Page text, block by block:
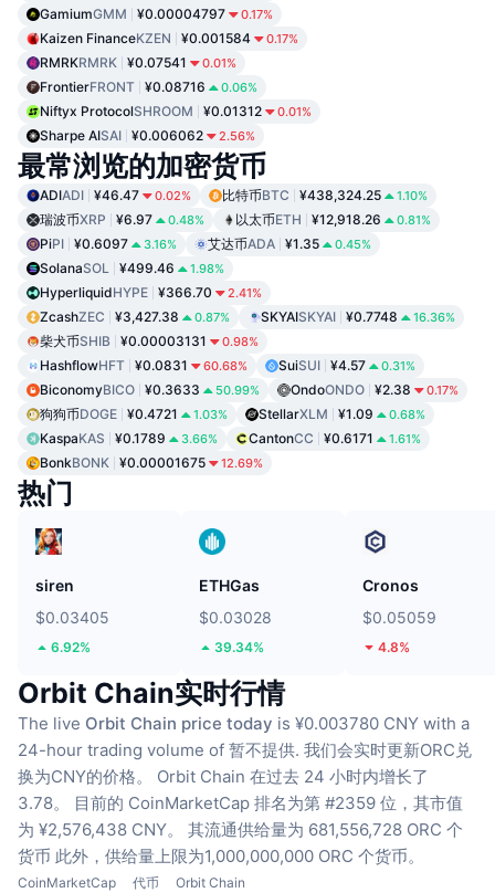
GamiumGMM ¥0.00004797 0.17%
Kaizen FinanceKZEN ¥0.001584 0.17%
RMRKRMRK ¥0.07541 0.01%
FrontierFRONT ¥0.08716 0.06%
Niftyx ProtocolSHROOM ¥0.01312 0.01%
Sharpe AISAI ¥0.006062 2.56%
最常浏览的加密货币
ADIADI ¥46.47 0.02% 比特币BTC ¥438,324.25 1.10%
瑞波币XRP ¥6.97 0.48% 以太币ETH ¥12,918.26 0.81%
PiPI ¥0.6097 3.16% 艾达币ADA ¥1.35 0.45%
SolanaSOL ¥499.46 1.98%
HyperliquidHYPE ¥366.70 2.41%
ZcashZEC ¥3,427.38 0.87% SKYAISKYAI ¥0.7748 16.36%
柴犬币SHIB ¥0.00003131 0.98%
HashflowHFT ¥0.0831 60.68% SuiSUI ¥4.57 0.31%
BiconomyBICO ¥0.3633 50.99% OndoONDO ¥2.38 0.17%
狗狗币DOGE ¥0.4721 1.03% StellarXLM ¥1.09 0.68%
KaspaKAS ¥0.1789 3.66% CantonCC ¥0.6171 1.61%
BonkBONK ¥0.00001675 12.69%
热门
siren
$0.03405
6.92%
ETHGas
$0.03028
39.34%
Cronos
$0.05059
4.8%
Orbit Chain实时行情
The live Orbit Chain price today is ¥0.003780 CNY with a
24-hour trading volume of 暂不提供. 我们会实时更新ORC兑
换为CNY的价格。
Orbit Chain 在过去 24 小时内增长了
3.78。
目前的 CoinMarketCap 排名为第 #2359 位，其市值
为 ¥2,576,438 CNY。
其流通供给量为 681,556,728 ORC 个
货币 此外，供给量上限为1,000,000,000 ORC 个货币。
CoinMarketCap 代币 Orbit Chain